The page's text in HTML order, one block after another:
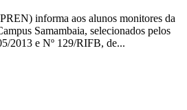
informa aos alunos monitores da
Samambaia, selecionados pelos
2013 e Nº 129/RIFB, de...